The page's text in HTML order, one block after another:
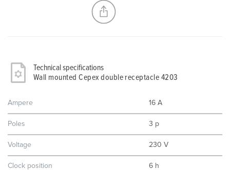
CREATE A NEW LIST
Technical specifications
Wall mounted Cepex double receptacle 4203
Ampere 16 A
Poles 3 p
Voltage 230 V
Clock position 6 h